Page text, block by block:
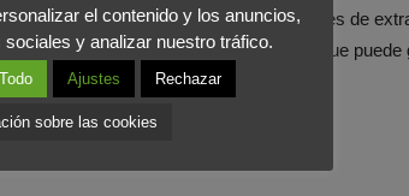
los derechos de los consumidores, no es de
servicio y no engañar al cliente,
algo que
el contenido y los anuncios,
y analizar nuestro tráfico.
Ajustes Rechazar
sobre las cookies